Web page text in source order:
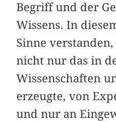
Begriff und der
Wissens. In
Sinne
nicht nur das in
Wissenschaften
erzeugte, von
und nur an